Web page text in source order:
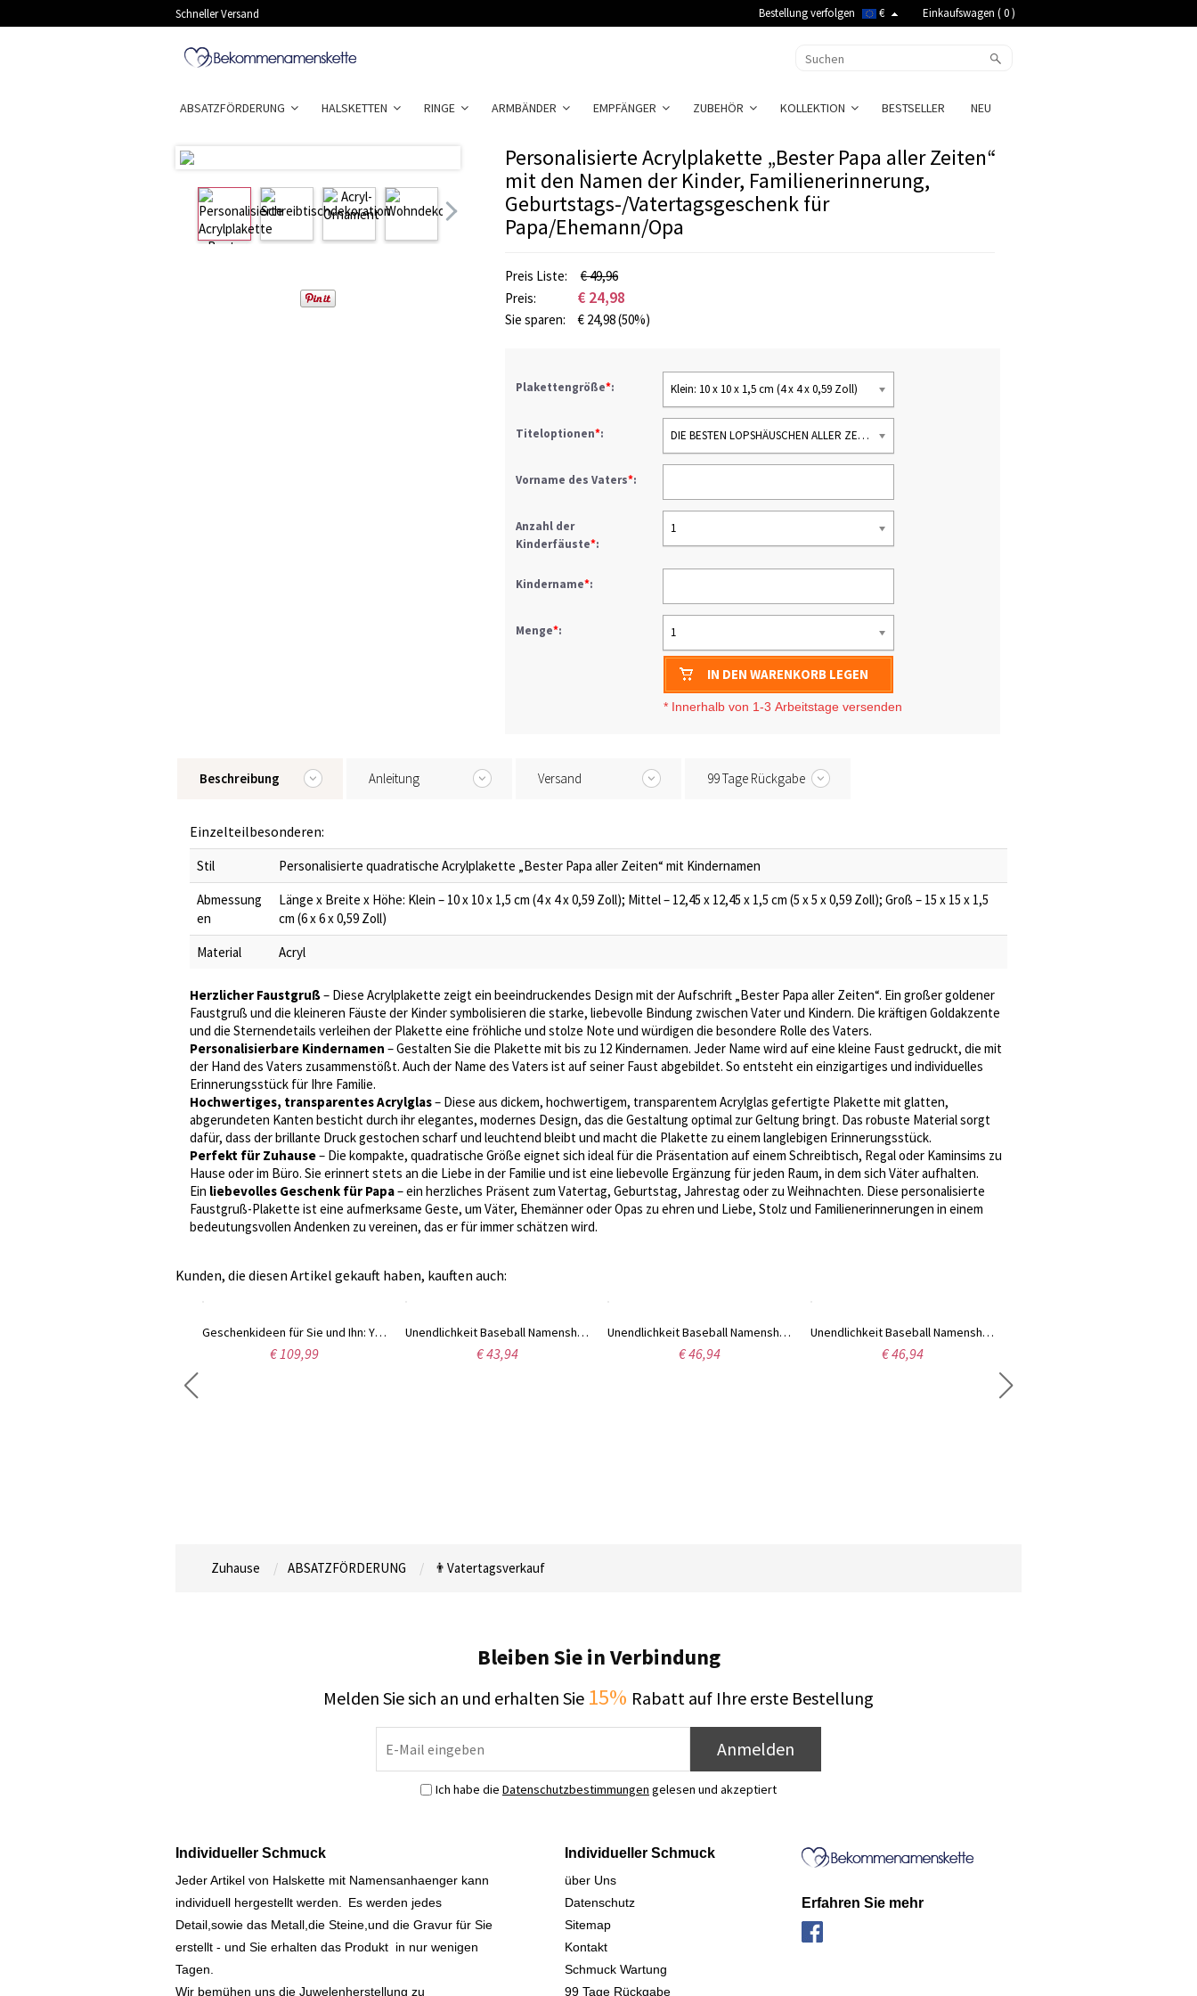
Schneller Versand Bestellung verfolgen € Einkaufswagen (0)
ABSATZFÖRDERUNG HALSKETTEN RINGE ARMBÄNDER EMPFÄNGER ZUBEHÖR KOLLEKTION BESTSELLER NEU
Personalisierte Acrylplakette „Bester Papa aller Zeiten“
mit den Namen der Kinder, Familienerinnerung,
Geburtstags-/Vatertagsgeschenk für
Papa/Ehemann/Opa
Preis Liste:
€ 49,96
Preis:
€ 24,98
Sie sparen: € 24,98(50%)
Plakettengröße*: Klein: 10 x 10 x 1,5 cm (4 x 4 x 0,59 Zoll)
Titeloptionen*: DIE BESTEN LOPSHÄUSCHEN ALLER ZEITEN
Vorname des Vaters*:
Anzahl der
Kinderfäuste*:
1
Kindername*:
Menge*: 1
IN DEN WARENKORB LEGEN
* Innerhalb von 1-3 Arbeitstage versenden
Beschreibung Anleitung Versand 99 Tage Rückgabe
Einzelteilbesonderen:
Stil
Personalisierte quadratische Acrylplakette „Bester Papa aller Zeiten“ mit Kindernamen
Abmessung
en
Länge x Breite x Höhe: Klein – 10 x 10 x 1,5 cm (4 x 4 x 0,59 Zoll); Mittel – 12,45 x 12,45 x 1,5 cm (5 x 5 x 0,59 Zoll); Groß – 15 x 15 x 1,5
cm (6 x 6 x 0,59 Zoll)
Material
Acryl
Herzlicher Faustgruß– Diese Acrylplakette zeigt ein beeindruckendes Design mit der Aufschrift „Bester Papa aller Zeiten“. Ein großer goldener
Faustgruß und die kleineren Fäuste der Kinder symbolisieren die starke, liebevolle Bindung zwischen Vater und Kindern. Die kräftigen Goldakzente
und die Sternendetails verleihen der Plakette eine fröhliche und stolze Note und würdigen die besondere Rolle des Vaters.
Personalisierbare Kindernamen – Gestalten Sie die Plakette mit bis zu 12 Kindernamen. Jeder Name wird auf eine kleine Faust gedruckt, die mit
der Hand des Vaters zusammenstößt. Auch der Name des Vaters ist auf seiner Faust abgebildet. So entsteht ein einzigartiges und individuelles
Erinnerungsstück für Ihre Familie.
Hochwertiges, transparentes Acrylglas– Diese aus dickem, hochwertigem, transparentem Acrylglas gefertigte Plakette mit glatten,
abgerundeten Kanten besticht durch ihr elegantes, modernes Design, das die Gestaltung optimal zur Geltung bringt. Das robuste Material sorgt
dafür, dass der brillante Druck gestochen scharf und leuchtend bleibt und macht die Plakette zu einem langlebigen Erinnerungsstück.
Perfekt für Zuhause– Die kompakte, quadratische Größe eignet sich ideal für die Präsentation auf einem Schreibtisch, Regal oder Kaminsims zu
Hause oder im Büro. Sie erinnert stets an die Liebe in der Familie und ist eine liebevolle Ergänzung für jeden Raum, in dem sich Väter aufhalten.
Ein liebevolles Geschenk für Papa– ein herzliches Präsent zum Vatertag, Geburtstag, Jahrestag oder zu Weihnachten. Diese personalisierte
Faustgruß-Plakette ist eine aufmerksame Geste, um Väter, Ehemänner oder Opas zu ehren und Liebe, Stolz und Familienerinnerungen in einem
bedeutungsvollen Andenken zu vereinen, das er für immer schätzen wird.
Kunden, die diesen Artikel gekauft haben, kauften auch:
Geschenkideen für Sie und Ihn: Yin-Yang-Geburtsstein-Halsketten-Set mit Namensanhänger
€ 109,99
Unendlichkeit Baseball Namenshalskette Sterling Silber
€ 43,94
Unendlichkeit Baseball Namenshalskette Rosa Gold
€ 46,94
Unendlichkeit Baseball Namenshalskette Gold überzogen
€ 46,94
Zuhause ABSATZFÖRDERUNG 👨Vatertagsverkauf
Bleiben Sie in Verbindung
Melden Sie sich an und erhalten Sie 15% Rabatt auf Ihre erste Bestellung
Anmelden
Ich habe die Datenschutzbestimmungen gelesen und akzeptiert
Individueller Schmuck
Jeder Artikel von Halskette mit Namensanhaenger kann
individuell hergestellt werden.
Es werden jedes
Detail,sowie das Metall,die Steine,und die Gravur für Sie
erstellt - und Sie erhalten das Produkt in nur wenigen
Tagen.
Wir bemühen uns die Juwelenherstellung zu
Individueller Schmuck
über Uns
Datenschutz
Sitemap
Kontakt
Schmuck Wartung
99 Tage Rückgabe
Erfahren Sie mehr